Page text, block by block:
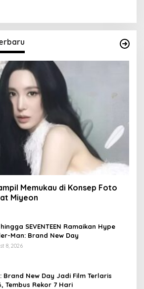
Memukau di Konsep Foto
Miyeon
hingga SEVENTEEN Ramaikan Hype
Man: Brand New Day
8, 2026
Brand New Day Jadi Film Terlaris
Tembus Rekor 7 Hari